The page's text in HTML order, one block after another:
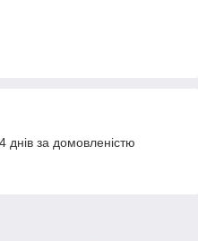
за домовленістю